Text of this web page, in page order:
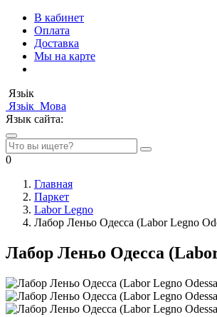
В кабинет
Оплата
Доставка
Мы на карте
Язьік
Язьік Мова
Язык сайта:
0
Главная
Паркет
Labor Legno
Лабор Леньо Одесса (Labor Legno
Лабор Леньо Одесса